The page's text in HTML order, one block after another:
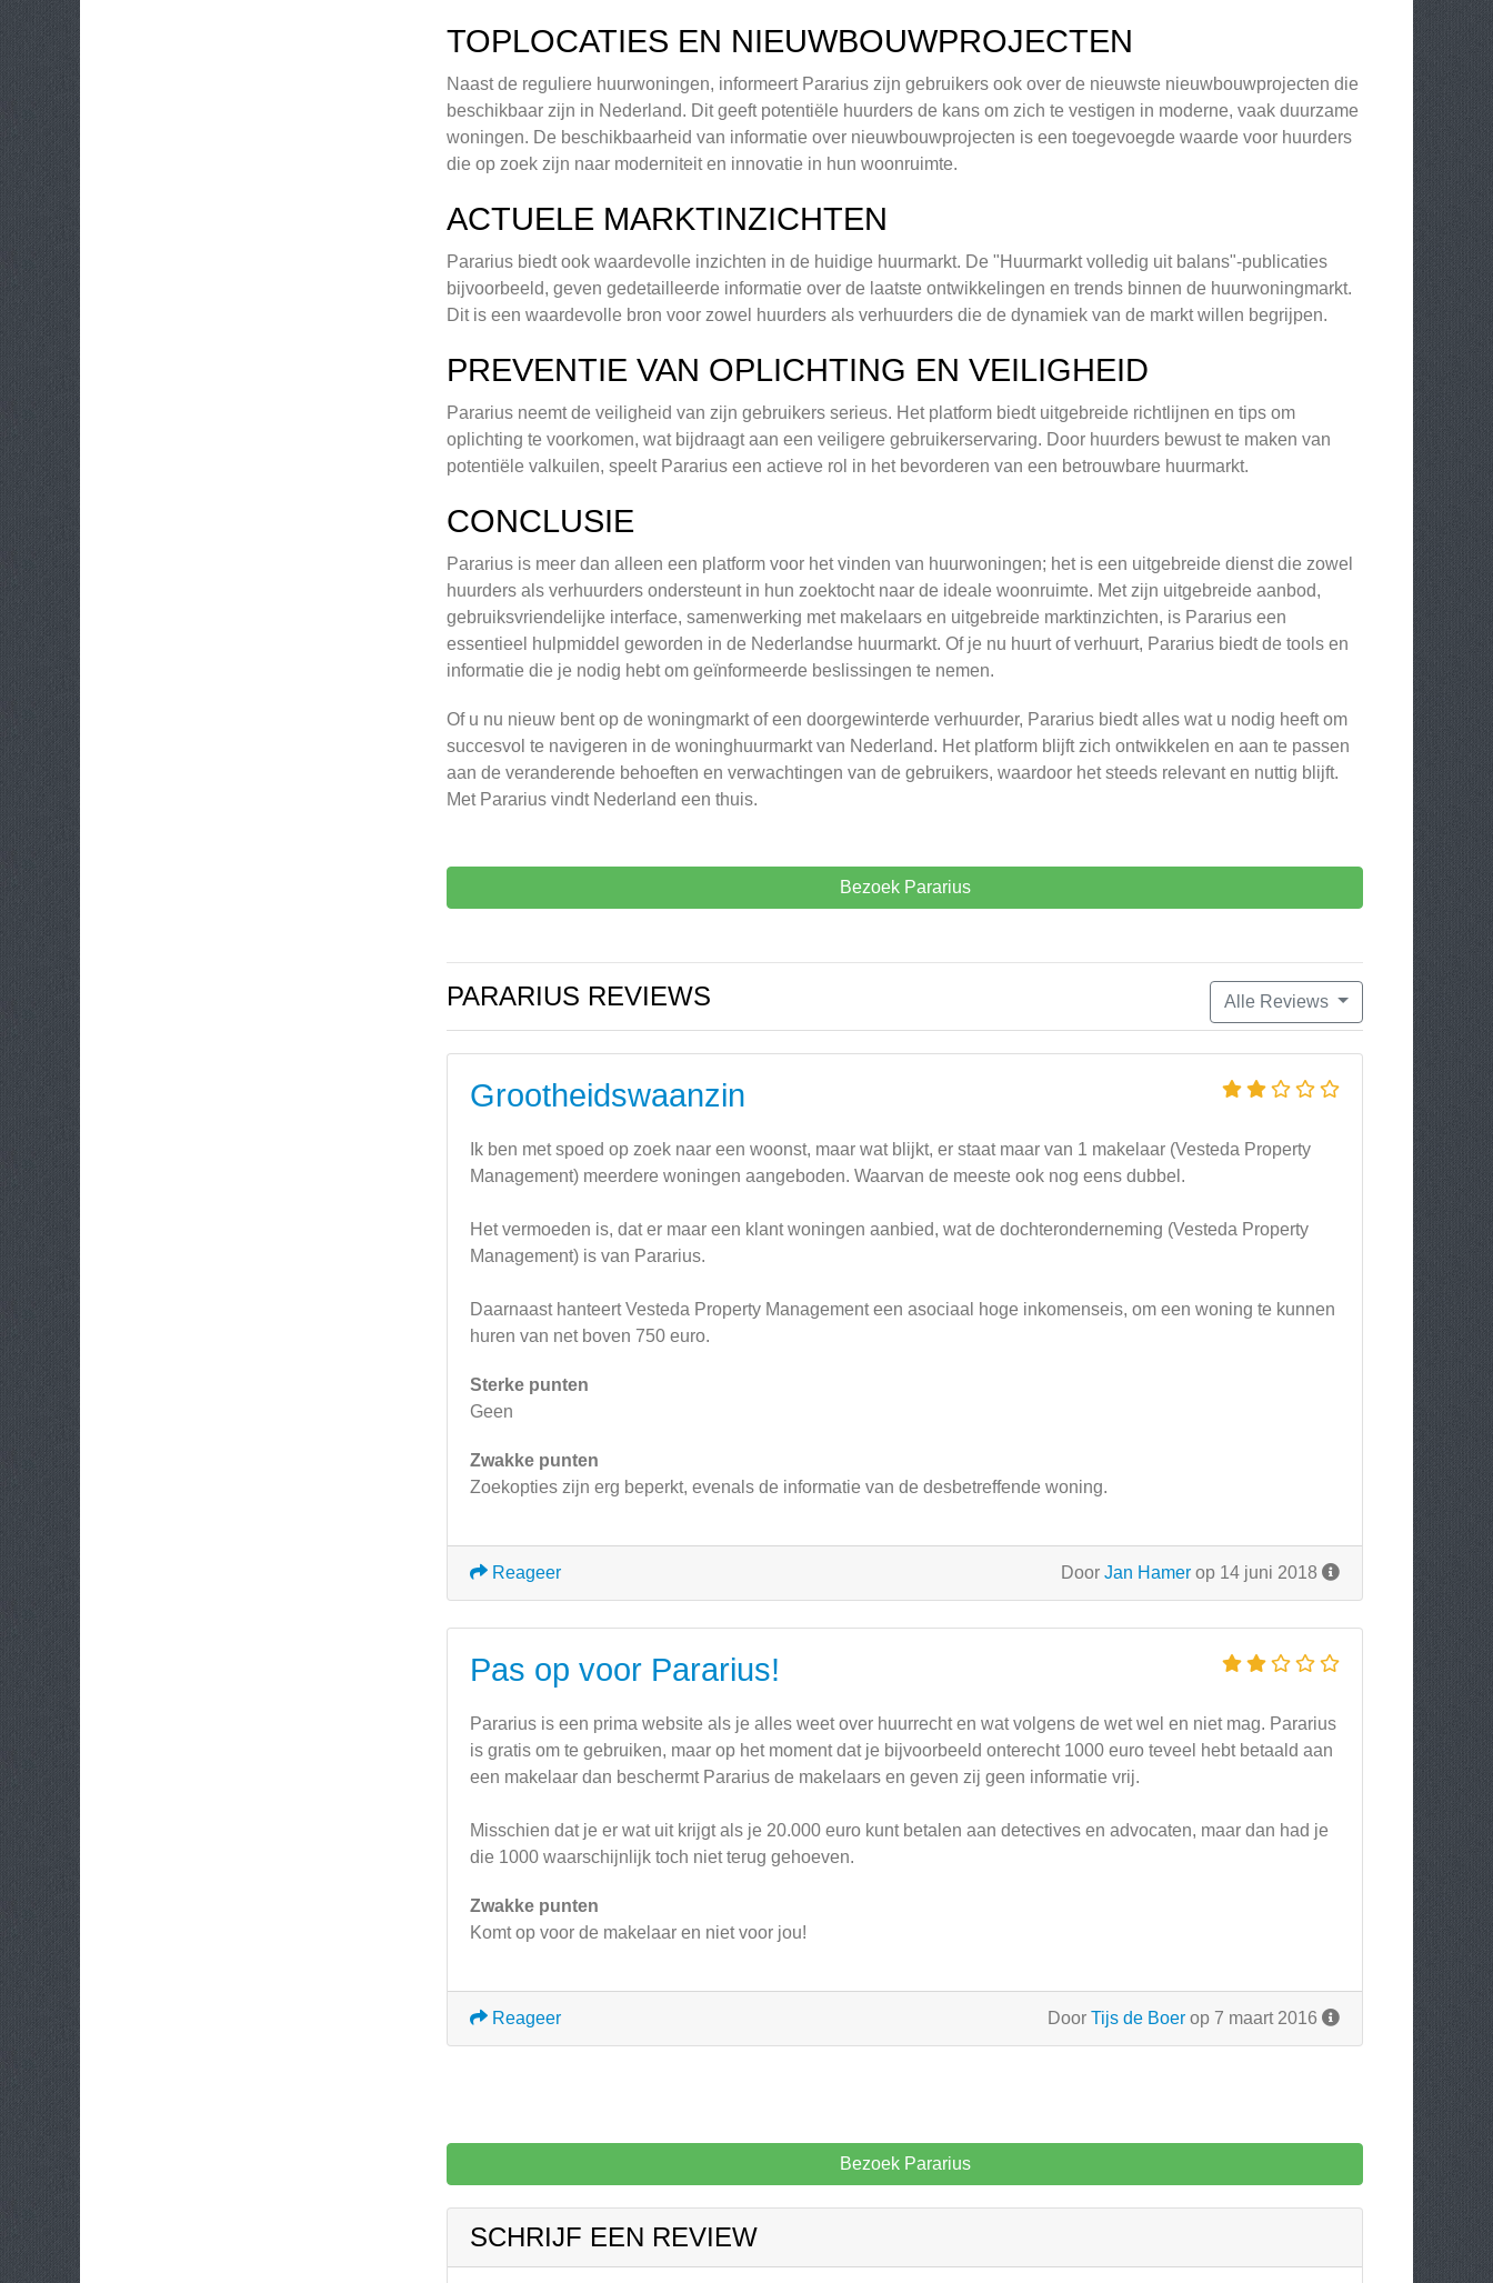
TOPLOCATIES EN NIEUWBOUWPROJECTEN
Naast de reguliere huurwoningen, informeert Pararius zijn gebruikers ook over de nieuwste nieuwbouwprojecten die
beschikbaar zijn in Nederland. Dit geeft potentiële huurders de kans om zich te vestigen in moderne, vaak duurzame
woningen. De beschikbaarheid van informatie over nieuwbouwprojecten is een toegevoegde waarde voor huurders
die op zoek zijn naar moderniteit en innovatie in hun woonruimte.
ACTUELE MARKTINZICHTEN
Pararius biedt ook waardevolle inzichten in de huidige huurmarkt. De "Huurmarkt volledig uit balans"-publicaties
bijvoorbeeld, geven gedetailleerde informatie over de laatste ontwikkelingen en trends binnen de huurwoningmarkt.
Dit is een waardevolle bron voor zowel huurders als verhuurders die de dynamiek van de markt willen begrijpen.
PREVENTIE VAN OPLICHTING EN VEILIGHEID
Pararius neemt de veiligheid van zijn gebruikers serieus. Het platform biedt uitgebreide richtlijnen en tips om
oplichting te voorkomen, wat bijdraagt aan een veiligere gebruikerservaring. Door huurders bewust te maken van
potentiële valkuilen, speelt Pararius een actieve rol in het bevorderen van een betrouwbare huurmarkt.
CONCLUSIE
Pararius is meer dan alleen een platform voor het vinden van huurwoningen; het is een uitgebreide dienst die zowel
huurders als verhuurders ondersteunt in hun zoektocht naar de ideale woonruimte. Met zijn uitgebreide aanbod,
gebruiksvriendelijke interface, samenwerking met makelaars en uitgebreide marktinzichten, is Pararius een
essentieel hulpmiddel geworden in de Nederlandse huurmarkt. Of je nu huurt of verhuurt, Pararius biedt de tools en
informatie die je nodig hebt om geïnformeerde beslissingen te nemen.
Of u nu nieuw bent op de woningmarkt of een doorgewinterde verhuurder, Pararius biedt alles wat u nodig heeft om
succesvol te navigeren in de woninghuurmarkt van Nederland. Het platform blijft zich ontwikkelen en aan te passen
aan de veranderende behoeften en verwachtingen van de gebruikers, waardoor het steeds relevant en nuttig blijft.
Met Pararius vindt Nederland een thuis.
Bezoek Pararius
Alle Reviews
PARARIUS REVIEWS
Grootheidswaanzin
Ik ben met spoed op zoek naar een woonst, maar wat blijkt, er staat maar van 1 makelaar (Vesteda Property
Management) meerdere woningen aangeboden. Waarvan de meeste ook nog eens dubbel.
Het vermoeden is, dat er maar een klant woningen aanbied, wat de dochteronderneming (Vesteda Property
Management) is van Pararius.
Daarnaast hanteert Vesteda Property Management een asociaal hoge inkomenseis, om een woning te kunnen
huren van net boven 750 euro.
Sterke punten
Geen
Zwakke punten
Zoekopties zijn erg beperkt, evenals de informatie van de desbetreffende woning.
Door Jan Hamer op 14 juni 2018
Reageer
Pas op voor Pararius!
Pararius is een prima website als je alles weet over huurrecht en wat volgens de wet wel en niet mag. Pararius
is gratis om te gebruiken, maar op het moment dat je bijvoorbeeld onterecht 1000 euro teveel hebt betaald aan
een makelaar dan beschermt Pararius de makelaars en geven zij geen informatie vrij.
Misschien dat je er wat uit krijgt als je 20.000 euro kunt betalen aan detectives en advocaten, maar dan had je
die 1000 waarschijnlijk toch niet terug gehoeven.
Zwakke punten
Komt op voor de makelaar en niet voor jou!
Door Tijs de Boer op 7 maart 2016
Reageer
Bezoek Pararius
SCHRIJF EEN REVIEW